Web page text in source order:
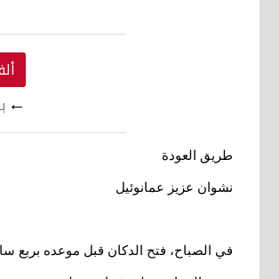
←
طريق العودة
نشوان عزيز عمانوئيل
في الصباح، فتح الدكان قبل موعده بربع